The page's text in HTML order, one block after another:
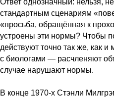
Ответ однозначный: нельзя,
стандартным сценариям
«просьба, обращённая к
устроены эти нормы? Чтобы
действуют точно так же, как и
с биологами — расчленяют
случае нарушают нормы.
В конце 1970-х Стэнли